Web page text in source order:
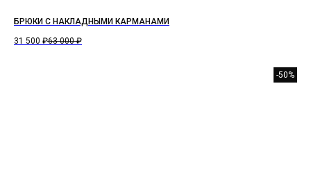
БРЮКИ С НАКЛАДНЫМИ КАРМАНАМИ
31 500 ₽63 000 ₽
-50%